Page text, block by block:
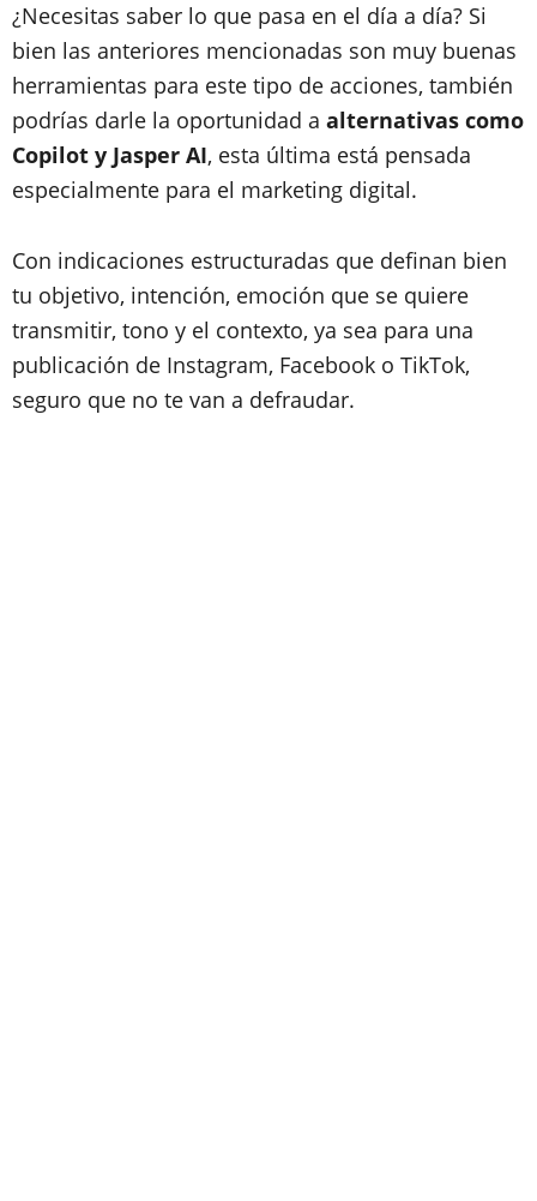
¿Necesitas saber lo que pasa en el día a día? Si
bien las anteriores mencionadas son muy buenas
herramientas para este tipo de acciones, también
podrías darle la oportunidad a alternativas como
Copilot y Jasper AI, esta última está pensada
especialmente para el marketing digital.
Con indicaciones estructuradas que definan bien
tu objetivo, intención, emoción que se quiere
transmitir, tono y el contexto, ya sea para una
publicación de Instagram, Facebook o TikTok,
seguro que no te van a defraudar.